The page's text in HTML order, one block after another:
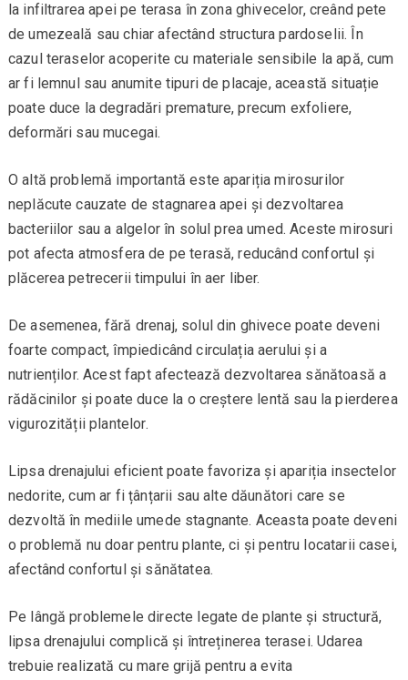
la infiltrarea apei pe terasa în zona ghivecelor, creând pete
de umezeală sau chiar afectând structura pardoselii. În
cazul teraselor acoperite cu materiale sensibile la apă, cum
ar fi lemnul sau anumite tipuri de placaje, această situație
poate duce la degradări premature, precum exfoliere,
deformări sau mucegai.
O altă problemă importantă este apariția mirosurilor
neplăcute cauzate de stagnarea apei și dezvoltarea
bacteriilor sau a algelor în solul prea umed. Aceste mirosuri
pot afecta atmosfera de pe terasă, reducând confortul și
plăcerea petrecerii timpului în aer liber.
De asemenea, fără drenaj, solul din ghivece poate deveni
foarte compact, împiedicând circulația aerului și a
nutrienților. Acest fapt afectează dezvoltarea sănătoasă a
rădăcinilor și poate duce la o creștere lentă sau la pierderea
vigurozității plantelor.
Lipsa drenajului eficient poate favoriza și apariția insectelor
nedorite, cum ar fi țânțarii sau alte dăunători care se
dezvoltă în mediile umede stagnante. Aceasta poate deveni
o problemă nu doar pentru plante, ci și pentru locatarii casei,
afectând confortul și sănătatea.
Pe lângă problemele directe legate de plante și structură,
lipsa drenajului complică și întreținerea terasei. Udarea
trebuie realizată cu mare grijă pentru a evita